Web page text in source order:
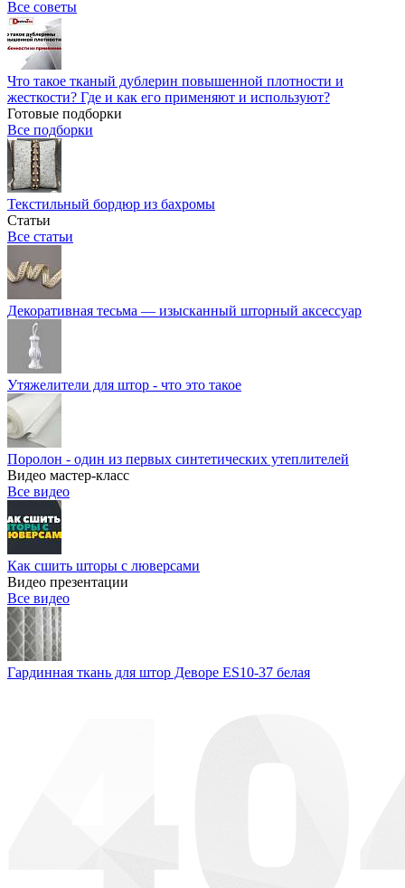
Все советы
Что такое тканый дублерин повышенной плотности и
жесткости? Где и как его применяют и используют?
Готовые подборки
Все подборки
Текстильный бордюр из бахромы
Статьи
Все статьи
Декоративная тесьма — изысканный шторный аксессуар
Утяжелители для штор - что это такое
Поролон - один из первых синтетических утеплителей
Видео мастер-класс
Все видео
Как сшить шторы с люверсами
Видео презентации
Все видео
Гардинная ткань для штор Деворе ES10-37 белая